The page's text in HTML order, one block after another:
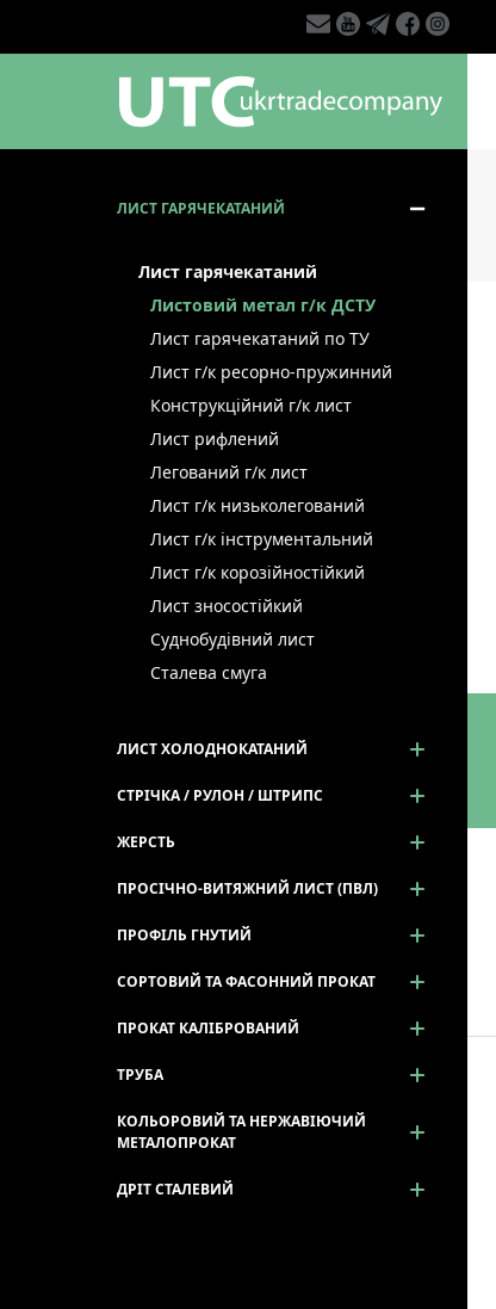
ЛИСТ ГАРЯЧЕКАТАНИЙ
Лист гарячекатаний
Листовий метал г/к ДСТУ
Лист гарячекатаний по ТУ
Лист г/к ресорно-пружинний
Конструкційний г/к лист
Лист рифлений
Легований г/к лист
Лист г/к низьколегований
Лист г/к інструментальний
Лист г/к корозійностійкий
Лист зносостійкий
Суднобудівний лист
Сталева смуга
ЛИСТ ХОЛОДНОКАТАНИЙ
СТРІЧКА / РУЛОН / ШТРИПС
ЖЕРСТЬ
ПРОСІЧНО-ВИТЯЖНИЙ ЛИСТ (ПВЛ)
ПРОФІЛЬ ГНУТИЙ
СОРТОВИЙ ТА ФАСОННИЙ ПРОКАТ
ПРОКАТ КАЛІБРОВАНИЙ
ТРУБА
КОЛЬОРОВИЙ ТА НЕРЖАВІЮЧИЙ
МЕТАЛОПРОКАТ
ДРІТ СТАЛЕВИЙ